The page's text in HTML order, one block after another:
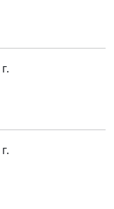
г.
г.